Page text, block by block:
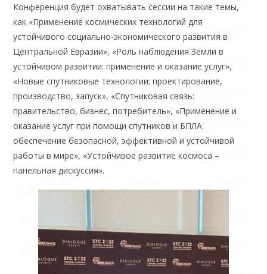
Конференция будет охватывать сессии на такие темы,
как «Применение космических технологий для
устойчивого социально-экономического развития в
Центральной Евразии», «Роль наблюдения Земли в
устойчивом развитии: применение и оказание услуг»,
«Новые спутниковые технологии: проектирование,
производство, запуск», «Спутниковая связь:
правительство, бизнес, потребитель», «Применение и
оказание услуг при помощи спутников и БПЛА:
обеспечение безопасной, эффективной и устойчивой
работы в мире», «Устойчивое развитие космоса –
панельная дискуссия».